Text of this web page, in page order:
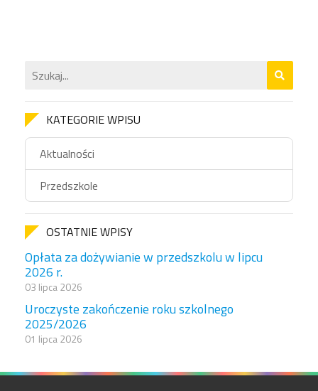
KATEGORIE WPISU
Aktualności
Przedszkole
OSTATNIE WPISY
Opłata za dożywianie w przedszkolu w lipcu
2026 r.
03 lipca 2026
Uroczyste zakończenie roku szkolnego
2025/2026
01 lipca 2026